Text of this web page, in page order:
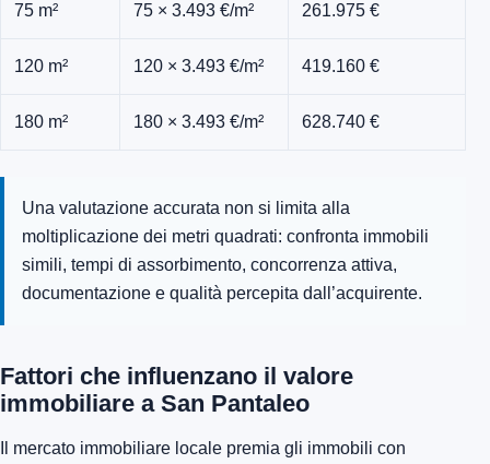
75 m² 75 × 3.493 €/m² 261.975 €
120 m² 120 × 3.493 €/m² 419.160 €
180 m² 180 × 3.493 €/m² 628.740 €
Una valutazione accurata non si limita alla
moltiplicazione dei metri quadrati: confronta immobili
simili, tempi di assorbimento, concorrenza attiva,
documentazione e qualità percepita dall’acquirente.
Fattori che influenzano il valore
immobiliare a San Pantaleo
Il mercato immobiliare locale premia gli immobili con